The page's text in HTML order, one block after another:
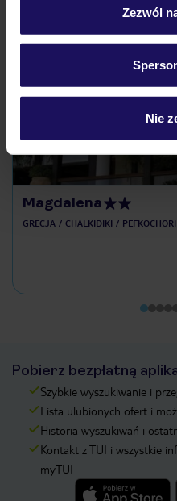
Szczegółowe informacje o
Zezwól
Nie
Odkryj inne hotele
Magdalena
GRECJA CHALKIDIKI PEFKOCHORI
Pobierz bezpłatną
Szybkie wyszukiwanie i
Lista ulubionych ofert i
Historia wyszukiwań i
Kontakt z TUI i wszystkie
myTUI